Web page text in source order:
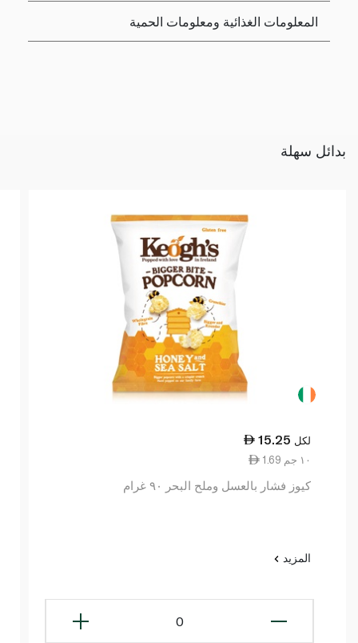
المعلومات الغذائية ومعلومات الحمية
بدائل سهلة
15.25 لكل
1.69 ١٠ جم
كيوز فشار بالعسل وملح البحر ٩٠ غرام
المزيد
0